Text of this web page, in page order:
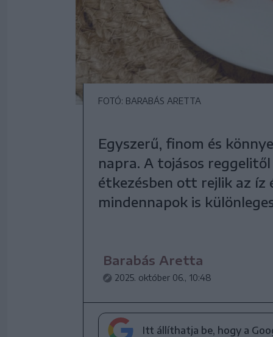
FOTÓ: BARABÁS ARETTA
Egyszerű, finom és
napra. A tojásos
étkezésben ott rejlik az íz
mindennapok is
Barabás Aretta
2025. október 06., 10:48
Itt állíthatja be, hogy a